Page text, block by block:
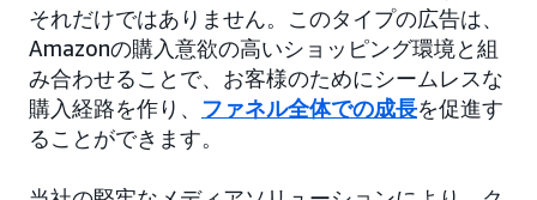
それだけではありません。このタイプの広告は、
Amazonの購入意欲の高いショッピング環境と組
み合わせることで、お客様のためにシームレスな
購入経路を作り、 ファネル全体での成長を促進す
ることができます。